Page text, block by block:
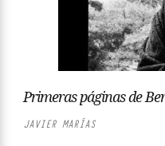
Primeras páginas de
JAVIER MARÍAS